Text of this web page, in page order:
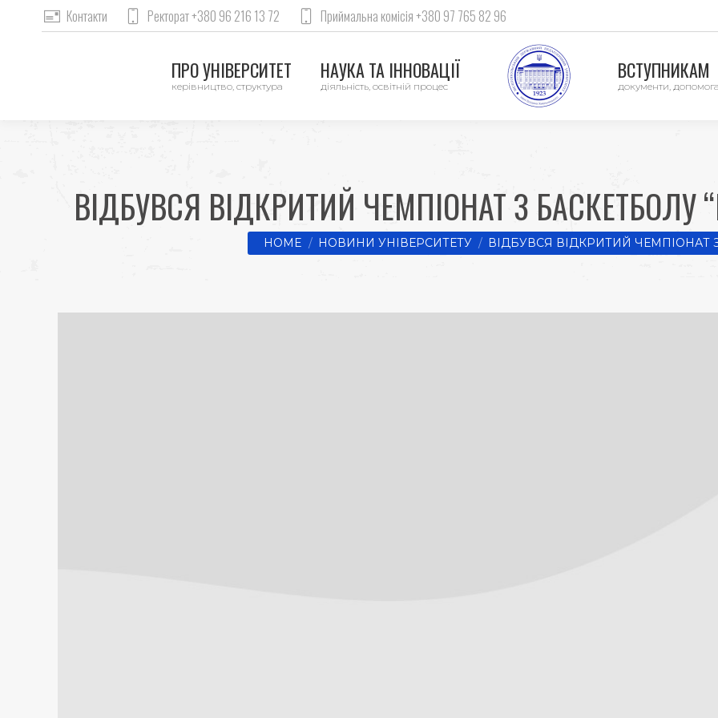
Контакти Ректорат +380 96 216 13 72 Приймальна комісія +380 97 765 82 96
ПРО УНІВЕРСИТЕТ
керівництво, структура
НАУКА ТА ІННОВАЦІЇ
діяльність, освітній процес
ВСТУПНИКАМ
документи,
ВІДБУВСЯ ВІДКРИТИЙ ЧЕМПІОНАТ З БАСКЕТБОЛУ
You are here:
HOME НОВИНИ УНІВЕРСИТЕТУ ВІДБУВСЯ ВІДКРИТИЙ ЧЕМПІОНАТ